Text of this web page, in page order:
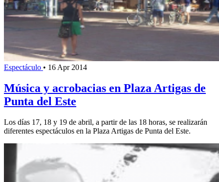
Espectáculo • 16 Apr 2014
Música y acrobacias en Plaza Artigas de
Punta del Este
Los días 17, 18 y 19 de abril, a partir de las 18 horas, se realizarán
diferentes espectáculos en la Plaza Artigas de Punta del Este.